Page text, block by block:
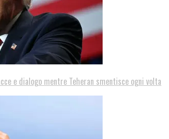
e dialogo mentre Teheran smentisce ogni volta